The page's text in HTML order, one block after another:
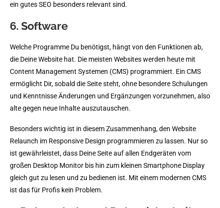
ein gutes SEO besonders relevant sind.
6. Software
Welche Programme Du benötigst, hängt von den Funktionen ab,
die Deine Website hat. Die meisten Websites werden heute mit
Content Management Systemen (CMS) programmiert. Ein CMS
ermöglicht Dir, sobald die Seite steht, ohne besondere Schulungen
und Kenntnisse Änderungen und Ergänzungen vorzunehmen, also
alte gegen neue Inhalte auszutauschen.
Besonders wichtig ist in diesem Zusammenhang, den Website
Relaunch im Responsive Design programmieren zu lassen. Nur so
ist gewährleistet, dass Deine Seite auf allen Endgeräten vom
großen Desktop Monitor bis hin zum kleinen Smartphone Display
gleich gut zu lesen und zu bedienen ist. Mit einem modernen CMS
ist das für Profis kein Problem.